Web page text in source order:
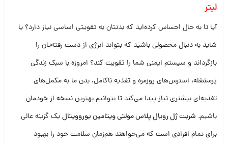
لیتر
آیا تا به حال احساس کرده‌اید که بدنتان به تقویتی اساسی نیاز دارد؟ یا
شاید به دنبال محصولی باشید که بتواند انرژی از دست رفته‌تان را
بازگرداند و سیستم ایمنی شما را تقویت کند؟ امروزه با سبک زندگی
پرمشغله، استرس‌های روزمره و تغذیه ناکامل، بدن ما به مکمل‌های
تغذیه‌ای بیشتری نیاز پیدا می‌کند تا بتوانیم بهترین نسخه از خودمان
باشیم. شربت ژل رویال پلاس مولتی ویتامین یوروویتالیک گزینه عالی
برای تمام افرادی است که می‌خواهند هم‌زمان سلامت خود را بهبود